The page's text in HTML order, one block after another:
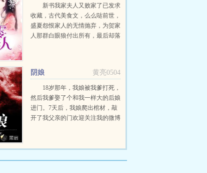
新书我家夫人又败家了已发求
收藏，古代美食文，么么哒前世，
盛夏怨恨家人的无情抛弃，为贺家
人那群白眼狼付出所有，最后却落
皮啃草根，她也...
黄亮0504
阴娘
18岁那年，我娘被我爹打死，
然后我爹娶了个和我一样大的后娘
进门。7天后，我娘爬出棺材，敲
开了我父亲的门欢迎关注我的微博
封面下面的推荐按钮！...